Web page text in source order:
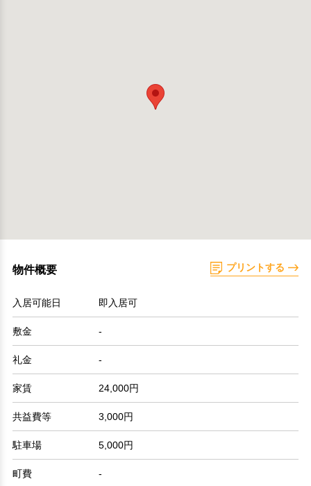
物件概要 プリントする
入居可能日 即入居可
敷金 -
礼金 -
家賃 24,000円
共益費等 3,000円
駐車場 5,000円
町費 -